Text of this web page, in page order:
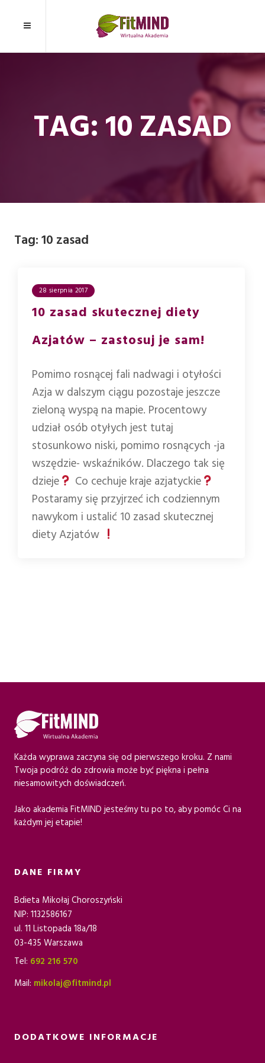
TAG: 10 ZASAD
Tag:10 zasad
28 sierpnia 2017
10 zasad skutecznej diety
Azjatów – zastosuj je sam!
Pomimo rosnącej fali nadwagi i otyłości
Azja w dalszym ciągu pozostaje jeszcze
zieloną wyspą na mapie. Procentowy
udział osób otyłych jest tutaj
stosunkowo niski, pomimo rosnących -ja
wszędzie- wskaźników. Dlaczego tak się
dzieje
Co cechuje kraje azjatyckie
Postaramy się przyjrzeć ich codziennym
nawykom i ustalić 10 zasad skutecznej
diety Azjatów
Każda wyprawa zaczyna się od pierwszego kroku. Z nami
Twoja podróż do zdrowia może być piękna i pełna
niesamowitych doświadczeń.
Jako akademia FitMIND jesteśmy tu po to, aby pomóc Ci na
każdym jej etapie!
DANE FIRMY
Bdieta Mikołaj Choroszyński
NIP: 1132586167
ul. 11 Listopada 18a/18
03-435 Warszawa
Tel: 692 216 570
Mail: mikolaj@fitmind.pl
DODATKOWE INFORMACJE